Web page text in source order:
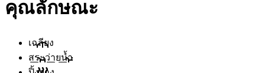
คุณลักษณะ
เฉลียง
สระว่ายน้ำ